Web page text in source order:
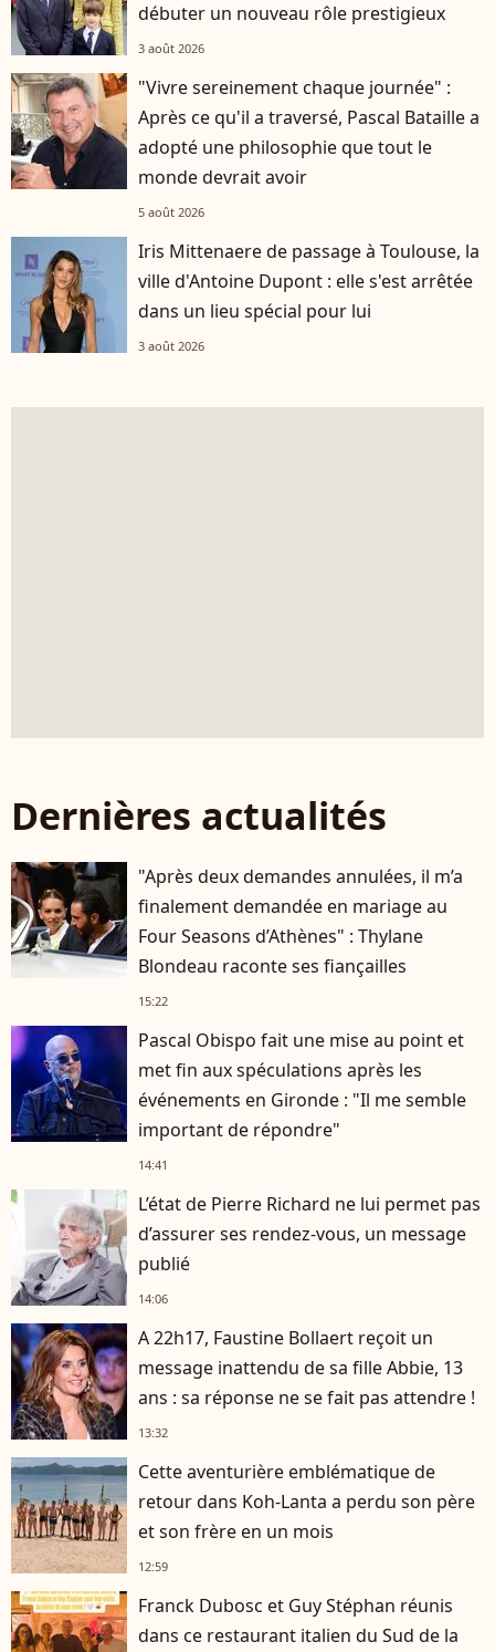
débuter un nouveau rôle prestigieux
3 août 2026
"Vivre sereinement chaque journée" :
Après ce qu'il a traversé, Pascal Bataille a
adopté une philosophie que tout le
monde devrait avoir
5 août 2026
Iris Mittenaere de passage à Toulouse, la
ville d'Antoine Dupont : elle s'est arrêtée
dans un lieu spécial pour lui
3 août 2026
Dernières actualités
"Après deux demandes annulées, il m’a
finalement demandée en mariage au
Four Seasons d’Athènes" : Thylane
Blondeau raconte ses fiançailles
15:22
Pascal Obispo fait une mise au point et
met fin aux spéculations après les
événements en Gironde : "Il me semble
important de répondre"
14:41
L’état de Pierre Richard ne lui permet pas
d’assurer ses rendez-vous, un message
publié
14:06
A 22h17, Faustine Bollaert reçoit un
message inattendu de sa fille Abbie, 13
ans : sa réponse ne se fait pas attendre !
13:32
Cette aventurière emblématique de
retour dans Koh-Lanta a perdu son père
et son frère en un mois
12:59
Franck Dubosc et Guy Stéphan réunis
dans ce restaurant italien du Sud de la